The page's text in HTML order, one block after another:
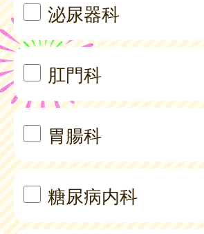
泌尿器科
肛門科
胃腸科
糖尿病内科